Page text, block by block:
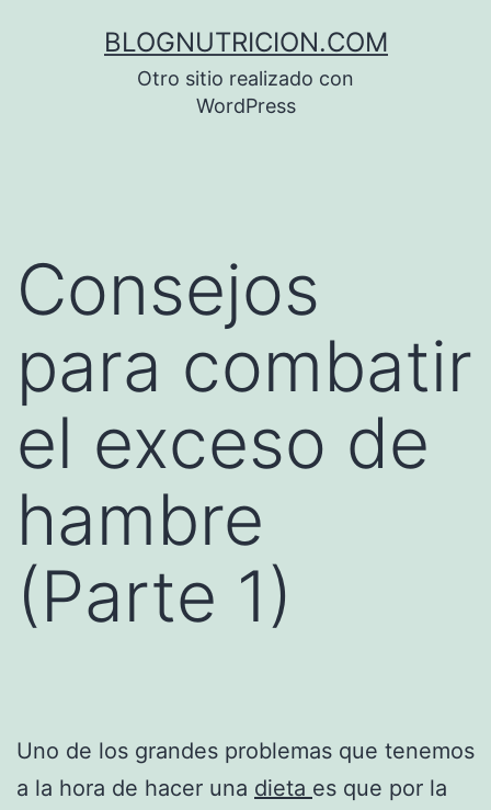
BLOGNUTRICION.COM
Otro sitio realizado con
WordPress
Consejos
para combatir
el exceso de
hambre
(Parte 1)
Uno de los grandes problemas que tenemos
a la hora de hacer una dieta es que por la